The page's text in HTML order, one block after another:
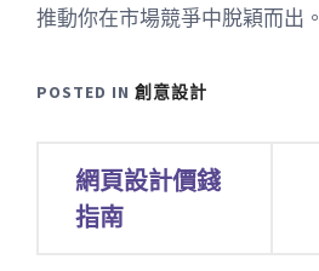
推動你在市場競爭中脫穎而出。
POSTED IN 創意設計
網頁設計價錢
指南